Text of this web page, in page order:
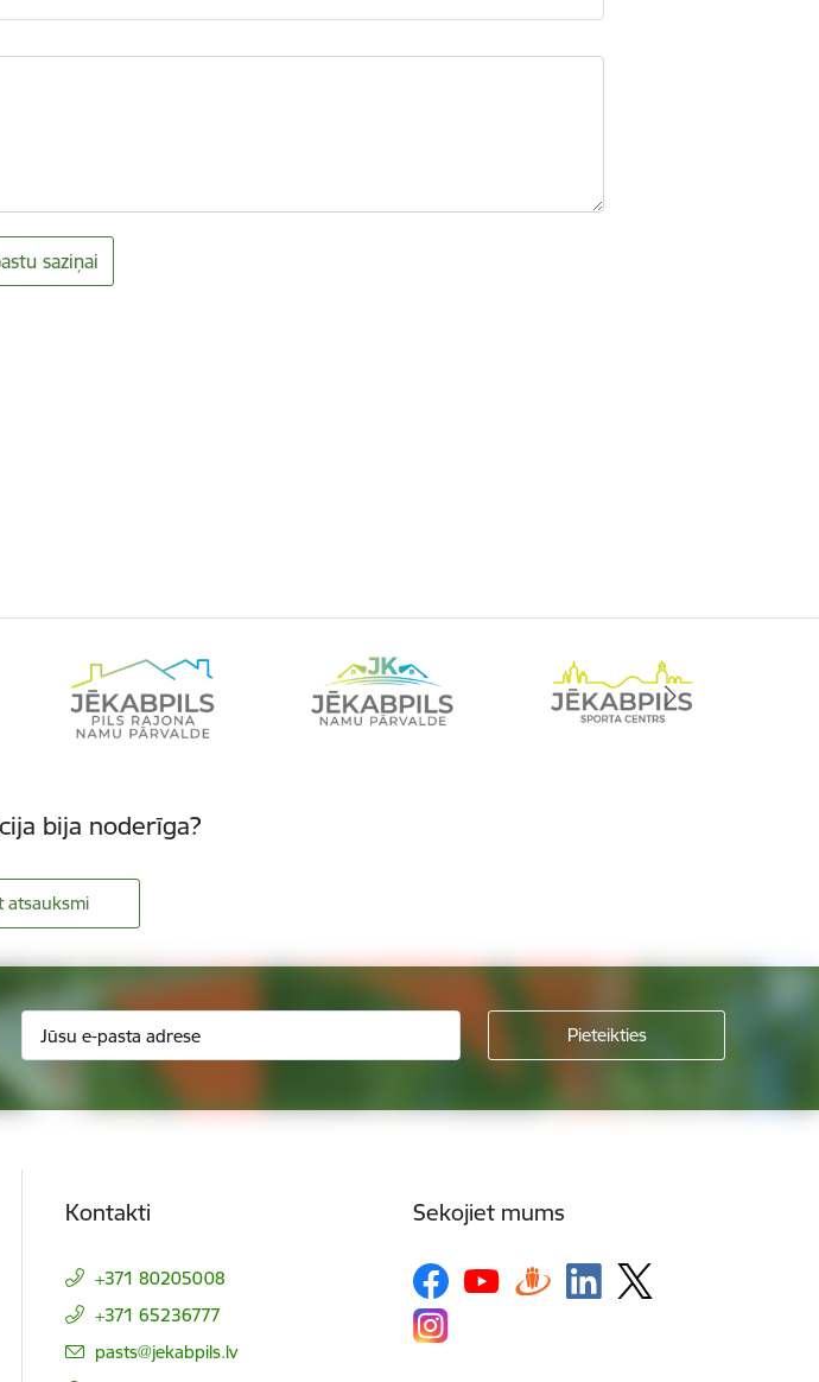
saziņai
bija noderīga?
atsauksmi
Kontakti
+371 80205008
+371 65236777
E-pasts:
pasts@jekabpils.lv
Sekojiet mums